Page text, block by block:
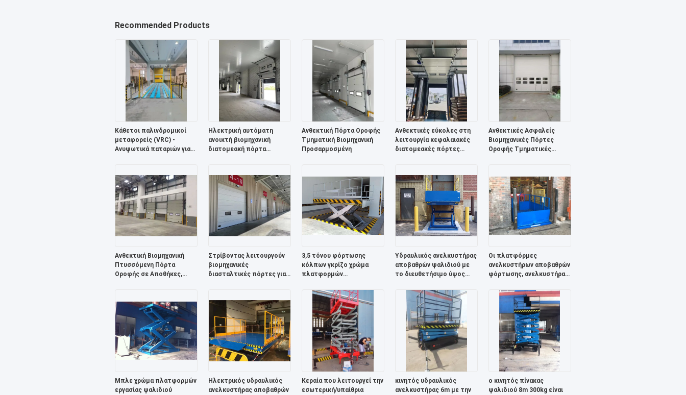
Recommended Products
Κάθετοι παλινδρομικοί
μεταφορείς (VRC) -
Ανυψωτικά παταριών για
Ηλεκτρική αυτόματη
ανοικτή βιομηχανική
διατομεακή πόρτα
Ανθεκτική Πόρτα Οροφής
Τμηματική Βιομηχανική
Προσαρμοσμένη
Ανθεκτικές εύκολες στη
λειτουργία κεφαλαιακές
διατομεακές πόρτες
Ανθεκτικές Ασφαλείς
Βιομηχανικές Πόρτες
Οροφής Τμηματικές
Ανθεκτική Βιομηχανική
Πτυσσόμενη Πόρτα
Οροφής σε Αποθήκες,
Στρίβοντας λειτουργούν
βιομηχανικές
διασταλτικές πόρτες για
3,5 τόνου φόρτωσης
κόλπων γκρίζο χρώμα
πλατφορμών
εξοπλισμού υδραυλικό
Υδραυλικός ανελκυστήρας
αποβαθρών ψαλιδιού με
το διευθετήσιμο ύψος
φρουράς toe ασφάλειας
Οι πλατφόρμες
ανελκυστήρων αποβαθρών
φόρτωσης, ανελκυστήρας
τα υδραυλικά συστήματα
ανελκυστήρων αποβαθρών
είναι εύκολη λειτουργία
Μπλε χρώμα πλατφορμών
εργασίας ψαλιδιού
Ηλεκτρικός υδραυλικός
ανελκυστήρας αποβαθρών
Κεραία που λειτουργεί την
εσωτερική/υπαίθρια
κινητός υδραυλικός
ανελκυστήρας 6m με την
ο κινητός πίνακας
ψαλιδιού 8m 300kg είναι